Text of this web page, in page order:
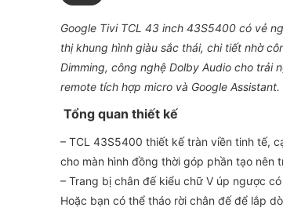
Google Tivi TCL 43 inch 43S5400 có vẻ
thị khung hình giàu sắc thái, chi tiết nhờ
Dimming, công nghệ Dolby Audio cho trải
remote tích hợp micro và Google Assistant.
Tổng quan thiết kế
– TCL 43S5400 thiết kế tràn viền tinh tế,
cho màn hình đồng thời góp phần tạo nên
– Trang bị chân đế kiểu chữ V úp ngược
Hoặc bạn có thể tháo rời chân đế để lắp